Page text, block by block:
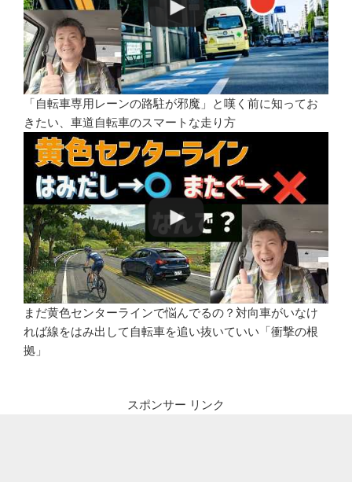
「自転車専用レーンの路駐が邪魔」と嘆く前に知ってお
きたい、車道自転車のスマートな走り方
まだ黄色センターラインで悩んでるの？対向車がいなけ
れば線をはみ出して自転車を追い抜いていい「衝撃の根
拠」
スポンサー リンク